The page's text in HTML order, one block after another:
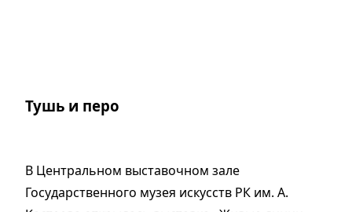
Тушь и перо
В Центральном выставочном зале
Государственного музея искусств РК им. А.